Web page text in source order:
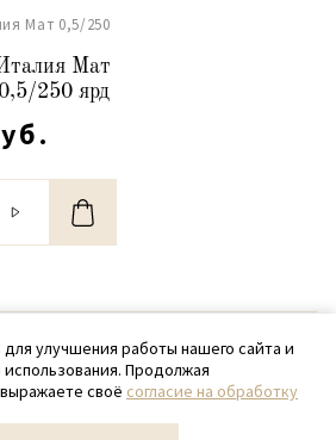
Мат 0,5/250
Мат
250 ярд
- 2026 SamPack
(918) 699-97-87
улучшения работы нашего сайта и
Продолжая
своё согласие на обработку